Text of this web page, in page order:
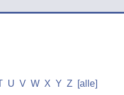
U V W X Y Z [alle]